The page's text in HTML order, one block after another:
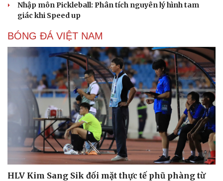
Nhập môn Pickleball: Phân tích nguyên lý hình tam
giác khi Speed up
BÓNG ĐÁ VIỆT NAM
HLV Kim Sang Sik đối mặt thực tế phũ phàng từ